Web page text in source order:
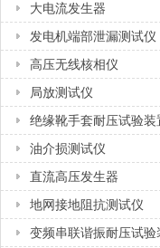
大电流发生器
发电机端部泄漏测试仪
高压无线核相仪
局放测试仪
绝缘靴手套耐压试验装
油介损测试仪
直流高压发生器
地网接地阻抗测试仪
变频串联谐振耐压试验